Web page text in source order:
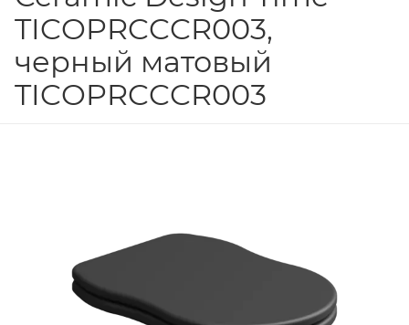
TICOPRCCCR003,
черный матовый
TICOPRCCCR003